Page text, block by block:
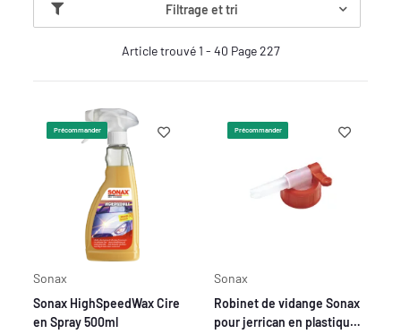
Filtrage et tri
Article trouvé 1 - 40 Page 227
Précommander
Sonax
Sonax HighSpeedWax Cire
en Spray 500ml
Précommander
Sonax
Robinet de vidange Sonax
pour jerrican en plastique